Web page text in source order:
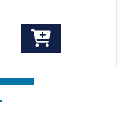
DÉPLIER